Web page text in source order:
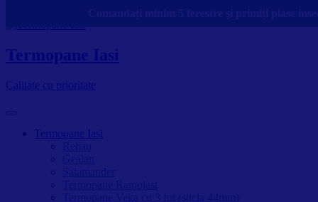
Termopane Iasi
Calitate cu prioritate
Termopane Iasi